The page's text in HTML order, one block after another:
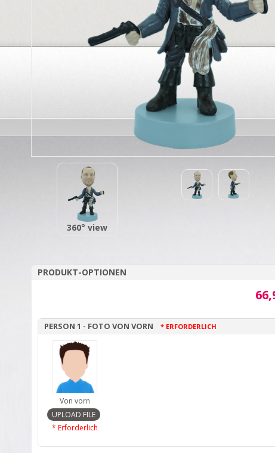
360° view
PRODUKT-OPTIONEN
PERSON 1 - FOTO VON VORN * ERFORDERLICH
Von vorn
* Erforderlich